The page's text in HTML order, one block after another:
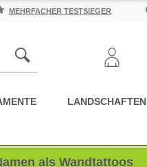
MEHRFACHER TESTSIEGER
LANDSCHAFTEN
als Wandtattoos